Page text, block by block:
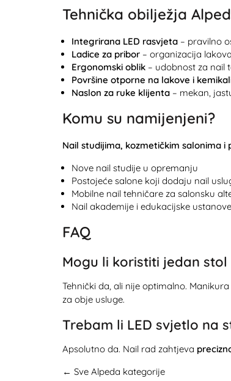
Tehnička obilježja
Integrirana LED rasvjeta – pravilno
Ladice za pribor – organizacija
Ergonomski oblik – udobnost za nail
Površine otporne na lakove i
Naslon za ruke klijenta – mekan,
Komu su namijenjeni?
Nail studijima, kozmetičkim salonima
Nove nail studije u opremanju
Postojeće salone koji dodaju nail
Mobilne nail tehničare za salonsku
Nail akademije i edukacijske ustanove
FAQ
Mogu li koristiti jedan
Tehnički da, ali nije optimalno.
za obje usluge.
Trebam li LED svjetlo na
Apsolutno da. Nail rad zahtjeva
← Sve Alpeda kategorije